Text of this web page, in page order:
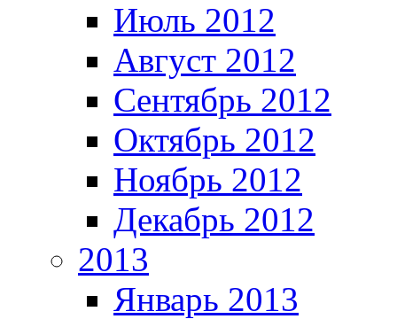
Июль 2012
Август 2012
Сентябрь 2012
Октябрь 2012
Ноябрь 2012
Декабрь 2012
2013
Январь 2013